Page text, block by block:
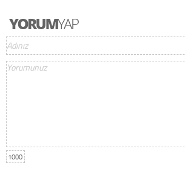
1000